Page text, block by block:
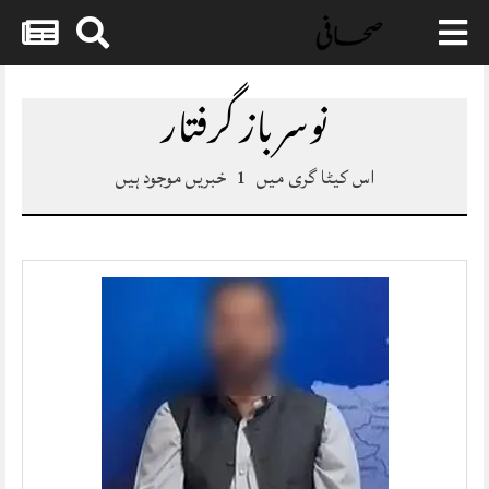
Skip
نوسر باز گرفتار
اس کیٹا گری میں 1 خبریں موجود ہیں